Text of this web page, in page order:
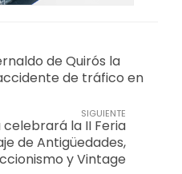
de Quirós la
de tráfico en
SIGUIENTE
celebrará la II Feria
de Antigüedades,
y Vintage